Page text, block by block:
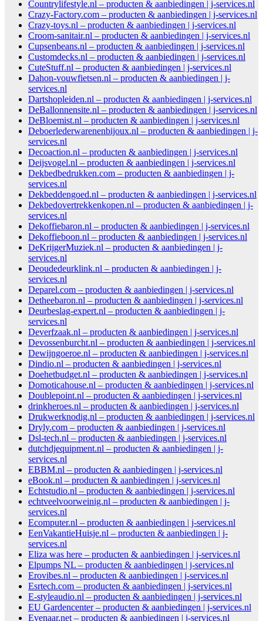
Countrylifestyle.nl – producten & aanbiedingen | j-services.nl
Crazy-Factory.com – producten & aanbiedingen | j-services.nl
Crazy-toys.nl – producten & aanbiedingen | j-services.nl
Croom-sanitair.nl – producten & aanbiedingen | j-services.nl
Cupsenbeans.nl – producten & aanbiedingen | j-services.nl
Customdecks.nl – producten & aanbiedingen | j-services.nl
CuteStuff.nl – producten & aanbiedingen | j-services.nl
Dahon-vouwfietsen.nl – producten & aanbiedingen | j-
services.nl
Dartshopleiden.nl – producten & aanbiedingen | j-services.nl
DeBallonnensite.nl – producten & aanbiedingen | j-services.nl
DeBloemist.nl – producten & aanbiedingen | j-services.nl
Deboerlederwarenenbijoux.nl – producten & aanbiedingen | j-
services.nl
Decoaction.nl – producten & aanbiedingen | j-services.nl
Deijsvogel.nl – producten & aanbiedingen | j-services.nl
Dekbedbedrukken.com – producten & aanbiedingen | j-
services.nl
Dekbeddengoed.nl – producten & aanbiedingen | j-services.nl
Dekbedovertrekkenkopen.nl – producten & aanbiedingen | j-
services.nl
Dekoffiebaron.nl – producten & aanbiedingen | j-services.nl
Dekoffieboon.nl – producten & aanbiedingen | j-services.nl
DeKrijgerMuziek.nl – producten & aanbiedingen | j-
services.nl
Deoudedeurklink.nl – producten & aanbiedingen | j-
services.nl
Deparel.com – producten & aanbiedingen | j-services.nl
Detheebaron.nl – producten & aanbiedingen | j-services.nl
Deurbeslag-expert.nl – producten & aanbiedingen | j-
services.nl
Deverfzaak.nl – producten & aanbiedingen | j-services.nl
Devossenburcht.nl – producten & aanbiedingen | j-services.nl
Dewijngoeroe.nl – producten & aanbiedingen | j-services.nl
Dindio.nl – producten & aanbiedingen | j-services.nl
Doehetbudget.nl – producten & aanbiedingen | j-services.nl
Domoticahouse.nl – producten & aanbiedingen | j-services.nl
Doublepoint.nl – producten & aanbiedingen | j-services.nl
drinkheroes.nl – producten & aanbiedingen | j-services.nl
Drukwerknodig.nl – producten & aanbiedingen | j-services.nl
Dryly.com – producten & aanbiedingen | j-services.nl
Dsl-tech.nl – producten & aanbiedingen | j-services.nl
dutchdjequipment.nl – producten & aanbiedingen | j-
services.nl
EBBM.nl – producten & aanbiedingen | j-services.nl
eBook.nl – producten & aanbiedingen | j-services.nl
Echtstudio.nl – producten & aanbiedingen | j-services.nl
echtveelvoorweinig.nl – producten & aanbiedingen | j-
services.nl
Ecomputer.nl – producten & aanbiedingen | j-services.nl
EenVakantieHuisje.nl – producten & aanbiedingen | j-
services.nl
Eliza was here – producten & aanbiedingen | j-services.nl
Elpumps NL – producten & aanbiedingen | j-services.nl
Erovibes.nl – producten & aanbiedingen | j-services.nl
Esrtech.com – producten & aanbiedingen | j-services.nl
E-styleaudio.nl – producten & aanbiedingen | j-services.nl
EU Gardencenter – producten & aanbiedingen | j-services.nl
Evenaar.net – producten & aanbiedingen | j-services.nl